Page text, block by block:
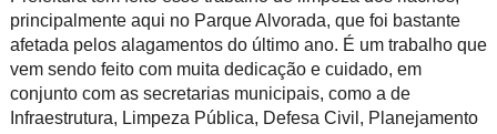
principalmente aqui no Parque Alvorada, que foi bastante
afetada pelos alagamentos do último ano. É um trabalho que
vem sendo feito com muita dedicação e cuidado, em
conjunto com as secretarias municipais, como a de
Infraestrutura, Limpeza Pública, Defesa Civil, Planejamento